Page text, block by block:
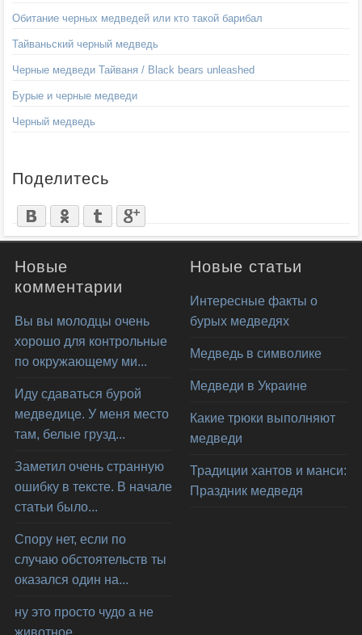
Обитание черных медведей или кто такой барибал
Тайваньский черный медведь
Черные медведи Тайваня / Black bears unleashed
Бурые и черные медведи
Черный медведь
Поделитесь
Новые
комментарии
Вы вы молодцы очень
хорошо для контрольные
по окружающему ми...
Иду сдаваться бурой
медведице. У меня место
там, белые грузд...
Заметил очень странную
ошибку в тексте. В начале
статьи было...
Спору нет, если по
случаю обстоятельств ты
оказался один на...
ну это просто чудо а не
животное...
Новые статьи
Интересные факты о
бурых медведях
Медведь в символике
Медведи в Украине
Какие трюки выполняют
медведи
Традиции хантов и манси:
Праздник медведя